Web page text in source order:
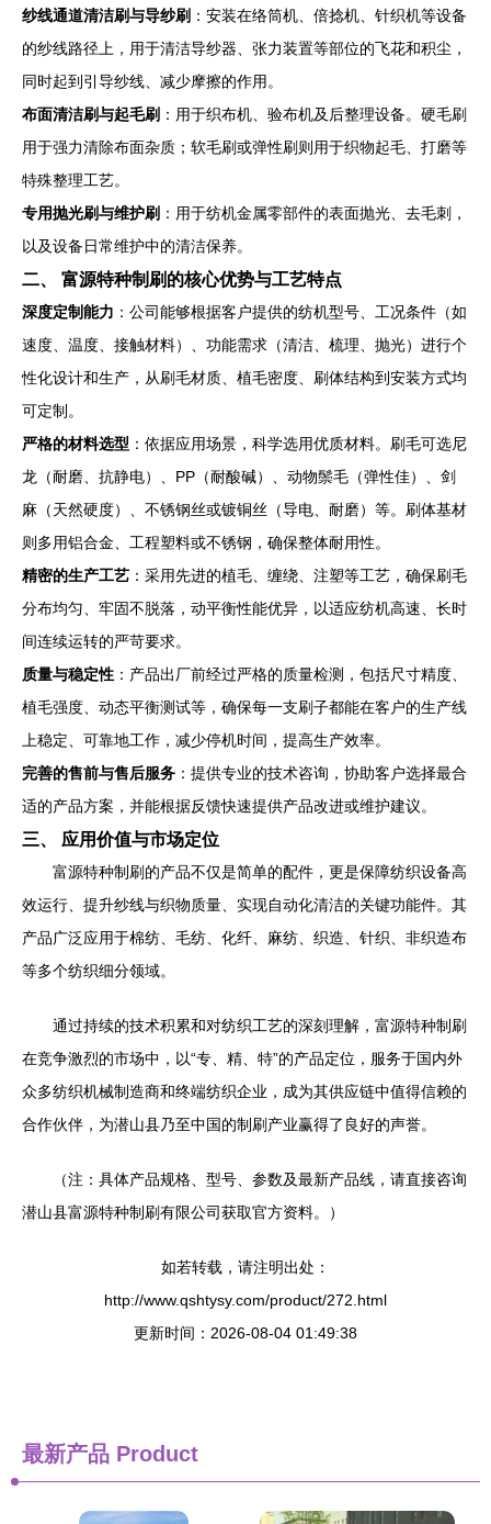
纱线通道清洁刷与导纱刷 ：安装在络筒机、倍捻机、针织机等设备
的纱线路径上，用于清洁导纱器、张力装置等部位的飞花和积尘，
同时起到引导纱线、减少摩擦的作用。
布面清洁刷与起毛刷 ：用于织布机、验布机及后整理设备。硬毛刷
用于强力清除布面杂质；软毛刷或弹性刷则用于织物起毛、打磨等
特殊整理工艺。
专用抛光刷与维护刷 ：用于纺机金属零部件的表面抛光、去毛刺，
以及设备日常维护中的清洁保养。
二、 富源特种制刷的核心优势与工艺特点
深度定制能力 ：公司能够根据客户提供的纺机型号、工况条件（如
速度、温度、接触材料）、功能需求（清洁、梳理、抛光）进行个
性化设计和生产，从刷毛材质、植毛密度、刷体结构到安装方式均
可定制。
严格的材料选型 ：依据应用场景，科学选用优质材料。刷毛可选尼
龙（耐磨、抗静电）、PP（耐酸碱）、动物鬃毛（弹性佳）、剑
麻（天然硬度）、不锈钢丝或镀铜丝（导电、耐磨）等。刷体基材
则多用铝合金、工程塑料或不锈钢，确保整体耐用性。
精密的生产工艺 ：采用先进的植毛、缠绕、注塑等工艺，确保刷毛
分布均匀、牢固不脱落，动平衡性能优异，以适应纺机高速、长时
间连续运转的严苛要求。
质量与稳定性 ：产品出厂前经过严格的质量检测，包括尺寸精度、
植毛强度、动态平衡测试等，确保每一支刷子都能在客户的生产线
上稳定、可靠地工作，减少停机时间，提高生产效率。
完善的售前与售后服务 ：提供专业的技术咨询，协助客户选择最合
适的产品方案，并能根据反馈快速提供产品改进或维护建议。
三、 应用价值与市场定位
富源特种制刷的产品不仅是简单的配件，更是保障纺织设备高
效运行、提升纱线与织物质量、实现自动化清洁的关键功能件。其
产品广泛应用于棉纺、毛纺、化纤、麻纺、织造、针织、非织造布
等多个纺织细分领域。
通过持续的技术积累和对纺织工艺的深刻理解，富源特种制刷
在竞争激烈的市场中，以“专、精、特”的产品定位，服务于国内外
众多纺织机械制造商和终端纺织企业，成为其供应链中值得信赖的
合作伙伴，为潜山县乃至中国的制刷产业赢得了良好的声誉。
（注：具体产品规格、型号、参数及最新产品线，请直接咨询
潜山县富源特种制刷有限公司获取官方资料。）
如若转载，请注明出处：
http://www.qshtysy.com/product/272.html
更新时间：2026-08-04 01:49:38
最新产品 Product